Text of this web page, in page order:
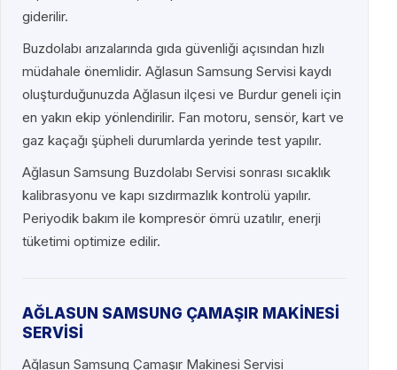
giderilir.
Buzdolabı arızalarında gıda güvenliği açısından hızlı
müdahale önemlidir. Ağlasun Samsung Servisi kaydı
oluşturduğunuzda Ağlasun ilçesi ve Burdur geneli için
en yakın ekip yönlendirilir. Fan motoru, sensör, kart ve
gaz kaçağı şüpheli durumlarda yerinde test yapılır.
Ağlasun Samsung Buzdolabı Servisi sonrası sıcaklık
kalibrasyonu ve kapı sızdırmazlık kontrolü yapılır.
Periyodik bakım ile kompresör ömrü uzatılır, enerji
tüketimi optimize edilir.
AĞLASUN SAMSUNG ÇAMAŞIR MAKİNESİ
SERVİSİ
Ağlasun Samsung Çamaşır Makinesi Servisi